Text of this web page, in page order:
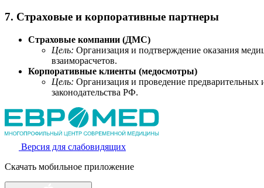
7. Страховые и корпоративные партнеры
Страховые компании (ДМС)
Цель: Организация и подтверждение оказания
взаиморасчетов.
Корпоративные клиенты (медосмотры)
Цель: Организация и проведение предварительных
законодательства РФ.
Версия для слабовидящих
Скачать мобильное приложение